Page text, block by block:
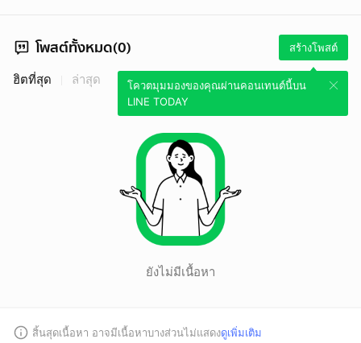
โพสต์ทั้งหมด(0) สร้างโพสต์
โควตมุมมองของคุณผ่านคอนเทนต์นี้บน
LINE TODAY
ฮิตที่สุด ล่าสุด
ยังไม่มีเนื้อหา
สิ้นสุดเนื้อหา อาจมีเนื้อหาบางส่วนไม่แสดงดูเพิ่มเติม